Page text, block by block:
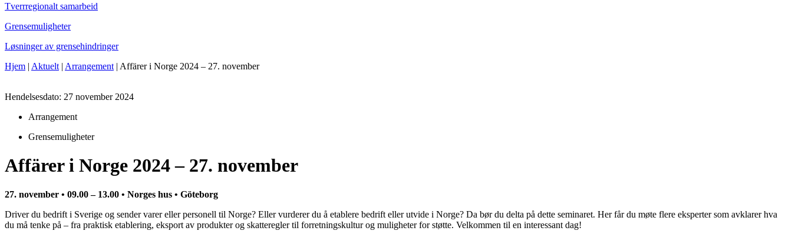
Tverrregionalt samarbeid
Grensemuligheter
Løsninger av grensehindringer
Hjem | Aktuelt | Arrangement | Affärer i Norge 2024 – 27. november
Hendelsesdato: 27 november 2024
Arrangement
Grensemuligheter
Affärer i Norge 2024 – 27. november
27. november • 09.00 – 13.00 • Norges hus • Göteborg
Driver du bedrift i Sverige og sender varer eller personell til Norge? Eller vurderer du å etablere bedrift eller utvide i Norge? Da bør du delta på dette seminaret. Her får du møte flere eksperter som avklarer hva
du må tenke på – fra praktisk etablering, eksport av produkter og skatteregler til forretningskultur og muligheter for støtte. Velkommen til en interessant dag!